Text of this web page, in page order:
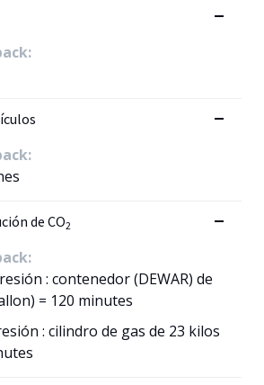
de CO2
: contenedor (DEWAR) de
= 120 minutes
: cilindro de gas de 23 kilos